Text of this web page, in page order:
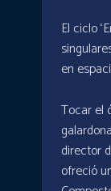
El ciclo
en
Tocar el
director
ofreció